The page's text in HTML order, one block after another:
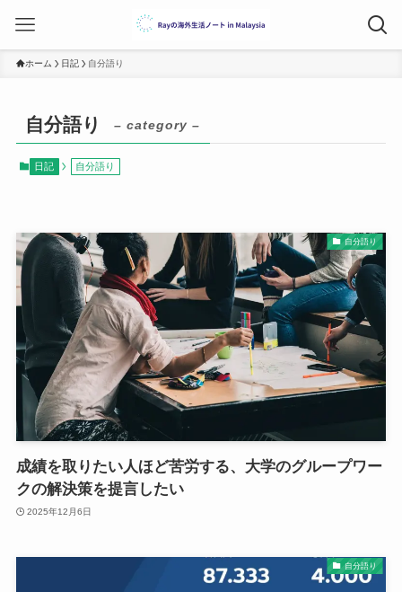
ホーム 日記 自分語り
自分語り – category –
日記 自分語り
自分語り
成績を取りたい人ほど苦労する、大学のグループワー
クの解決策を提言したい
2025年12月6日
自分語り